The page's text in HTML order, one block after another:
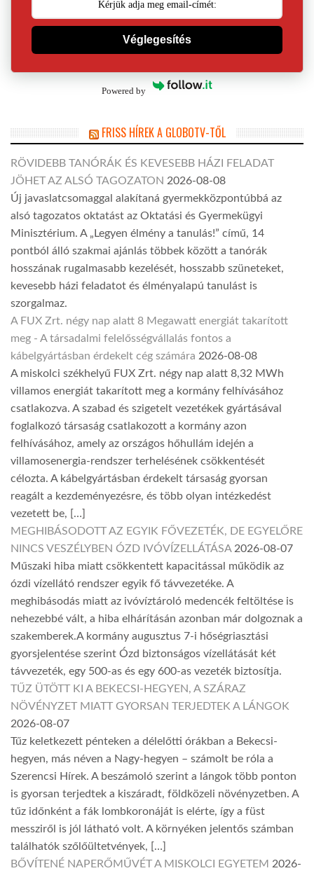
Véglegesítés
Powered by
FRISS HÍREK A GLOBOTV-TŐL
RÖVIDEBB TANÓRÁK ÉS KEVESEBB HÁZI FELADAT
JÖHET AZ ALSÓ TAGOZATON 2026-08-08
Új javaslatcsomaggal alakítaná gyermekközpontúbbá az
alsó tagozatos oktatást az Oktatási és Gyermekügyi
Minisztérium. A „Legyen élmény a tanulás!” című, 14
pontból álló szakmai ajánlás többek között a tanórák
hosszának rugalmasabb kezelését, hosszabb szüneteket,
kevesebb házi feladatot és élményalapú tanulást is
szorgalmaz.
A FUX Zrt. négy nap alatt 8 Megawatt energiát takarított
meg - A társadalmi felelősségvállalás fontos a
kábelgyártásban érdekelt cég számára 2026-08-08
A miskolci székhelyű FUX Zrt. négy nap alatt 8,32 MWh
villamos energiát takarított meg a kormány felhívásához
csatlakozva. A szabad és szigetelt vezetékek gyártásával
foglalkozó társaság csatlakozott a kormány azon
felhívásához, amely az országos hőhullám idején a
villamosenergia-rendszer terhelésének csökkentését
célozta. A kábelgyártásban érdekelt társaság gyorsan
reagált a kezdeményezésre, és több olyan intézkedést
vezetett be, […]
MEGHIBÁSODOTT AZ EGYIK FŐVEZETÉK, DE EGYELŐRE
NINCS VESZÉLYBEN ÓZD IVÓVÍZELLÁTÁSA 2026-08-07
Műszaki hiba miatt csökkentett kapacitással működik az
ózdi vízellátó rendszer egyik fő távvezetéke. A
meghibásodás miatt az ivóvíztároló medencék feltöltése is
nehezebbé vált, a hiba elhárításán azonban már dolgoznak a
szakemberek.A kormány augusztus 7-i hőségriasztási
gyorsjelentése szerint Ózd biztonságos vízellátását két
távvezeték, egy 500-as és egy 600-as vezeték biztosítja.
TŰZ ÜTÖTT KI A BEKECSI-HEGYEN, A SZÁRAZ
NÖVÉNYZET MIATT GYORSAN TERJEDTEK A LÁNGOK
2026-08-07
Tűz keletkezett pénteken a délelőtti órákban a Bekecsi-
hegyen, más néven a Nagy-hegyen – számolt be róla a
Szerencsi Hírek. A beszámoló szerint a lángok több ponton
is gyorsan terjedtek a kiszáradt, földközeli növényzetben. A
tűz időnként a fák lombkoronáját is elérte, így a füst
messziről is jól látható volt. A környéken jelentős számban
találhatók szőlőültetvények, […]
BŐVÍTENÉ NAPERŐMŰVÉT A MISKOLCI EGYETEM 2026-